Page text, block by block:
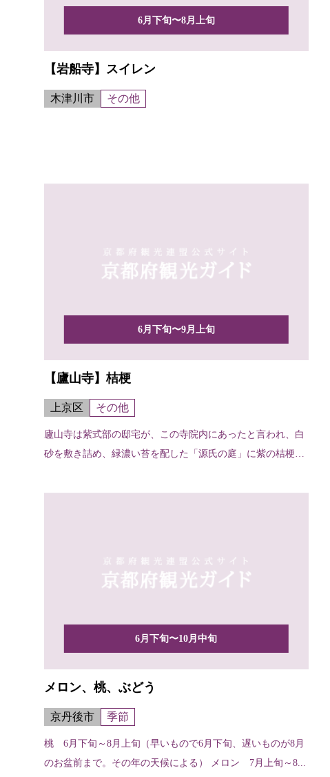
6月下旬〜8月上旬
【岩船寺】スイレン
木津川市 その他
6月下旬〜9月上旬
【廬山寺】桔梗
上京区 その他
廬山寺は紫式部の邸宅が、この寺院内にあったと言われ、白
砂を敷き詰め、緑濃い苔を配した「源氏の庭」に紫の桔梗が
6月下旬〜10月中旬
メロン、桃、ぶどう
京丹後市 季節
桃 6月下旬～8月上旬（早いもので6月下旬、遅いものが8月
のお盆前まで。その年の天候による） メロン 7月上旬～8...